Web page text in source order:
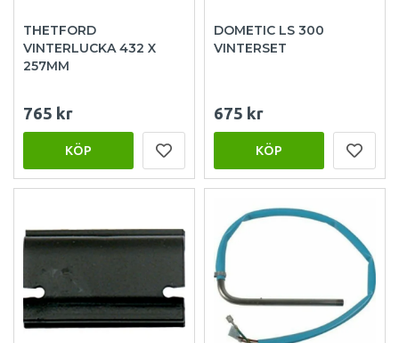
THETFORD
VINTERLUCKA 432 X
257MM
765 kr
KÖP
DOMETIC LS 300
VINTERSET
675 kr
KÖP